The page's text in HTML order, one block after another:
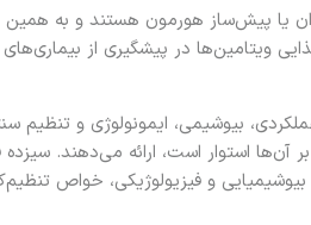
یا پیش‌ساز هورمون هستند و به همین
ویتامین‌ها در پیشگیری از بیماری‌های
بیوشیمی، ایمونولوژی و تنظیم
آن‌ها استوار است، ارائه می‌دهند.
و فیزیولوژیکی، خواص